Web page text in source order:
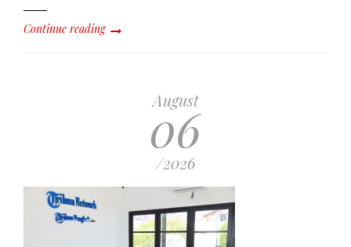
Continue reading
August
06
/2026